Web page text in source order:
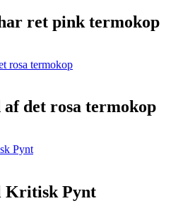
ret pink termokop
af det rosa termokop
Kritisk Pynt